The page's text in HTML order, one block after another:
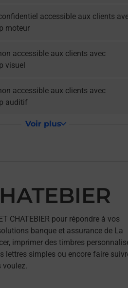
accessible aux clients
moteur
accessible aux clients avec
visuel
accessible aux clients avec
auditif
Voir plus
CHATEBIER pour répondre à vos
banque et assurance de La
imprimer des timbres
lettres simples ou encore faire
voulez.